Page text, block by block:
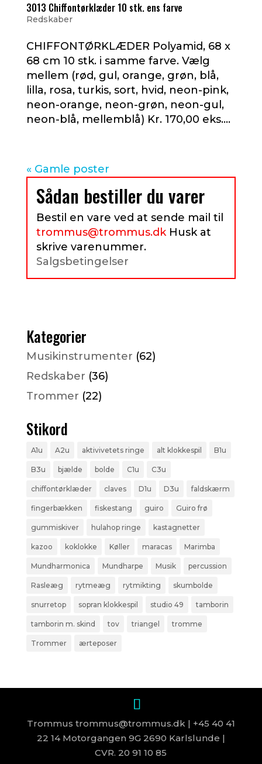
3013 Chiffontørklæder 10 stk. ens farve
Redskaber
CHIFFONTØRKLÆDER Polyamid, 68 x
68 cm 10 stk. i samme farve. Vælg
mellem (rød, gul, orange, grøn, blå,
lilla, rosa, turkis, sort, hvid, neon-pink,
neon-orange, neon-grøn, neon-gul,
neon-blå, mellemblå) Kr. 170,00 eks....
« Gamle poster
Sådan bestiller du varer
Bestil en vare ved at sende mail til
trommus@trommus.dkHusk at
skrive varenummer.
Salgsbetingelser
Kategorier
Musikinstrumenter (62)
Redskaber (36)
Trommer (22)
Stikord
A1u A2u aktivivetets ringe alt klokkespil B1u
B3u bjælde bolde C1u C3u
chiffontørklæder claves D1u D3u faldskærm
fingerbækken fiskestang guiro Guiro frø
gummiskiver hulahop ringe kastagnetter
kazoo koklokke Køller maracas Marimba
Mundharmonica Mundharpe Musik percussion
Rasleæg rytmeæg rytmikting skumbolde
snurretop sopran klokkespil studio 49 tamborin
tamborin m. skind tov triangel tromme
Trommer ærteposer
Trommus trommus@trommus.dk | +45 40 41
22 14 Motorgangen 9G 2690 Karlslunde |
CVR. 20 91 10 85